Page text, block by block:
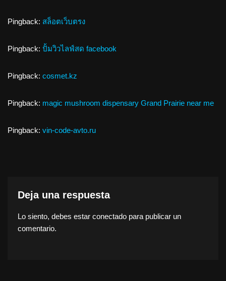
Pingback: สล็อตเว็บตรง
Pingback: ปั้มวิวไลฟ์สด facebook
Pingback: cosmet.kz
Pingback: magic mushroom dispensary Grand Prairie near me
Pingback: vin-code-avto.ru
Deja una respuesta
Lo siento, debes estar conectado para publicar un
comentario.